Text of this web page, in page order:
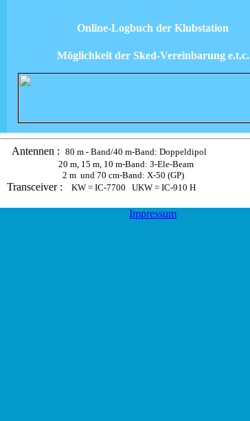
Online-Logbuch der Klubstation
Möglichkeit der Sked-Vereinbarung e.t.c.
Antennen : 80 m - Band/40 m-Band: Doppeldipol
20 m, 15 m, 10 m-Band: 3-Ele-Beam
2 m und 70 cm-Band: X-50 (GP)
Transceiver : KW = IC-7700 UKW = IC-910 H
Impressum